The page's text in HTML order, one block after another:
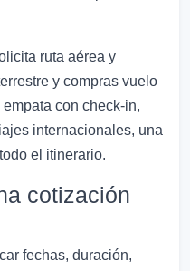
ruta aérea y
y compras vuelo
con check-in,
internacionales, una
el itinerario.
cotización
fechas, duración,